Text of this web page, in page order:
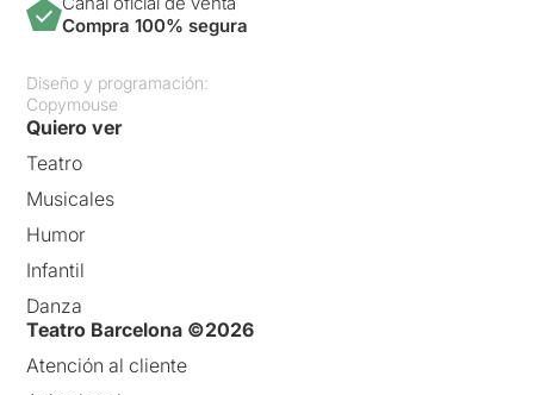
Compra 100% segura
Diseño y programación:
Copymouse
Quiero ver
Teatro
Musicales
Humor
Infantil
Danza
Teatro Barcelona ©2026
Atención al cliente